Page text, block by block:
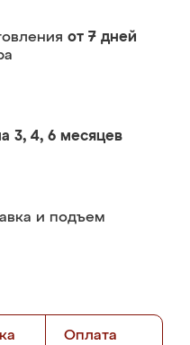
от 7 дней
3, 4, 6 месяцев
и подъем
Оплата